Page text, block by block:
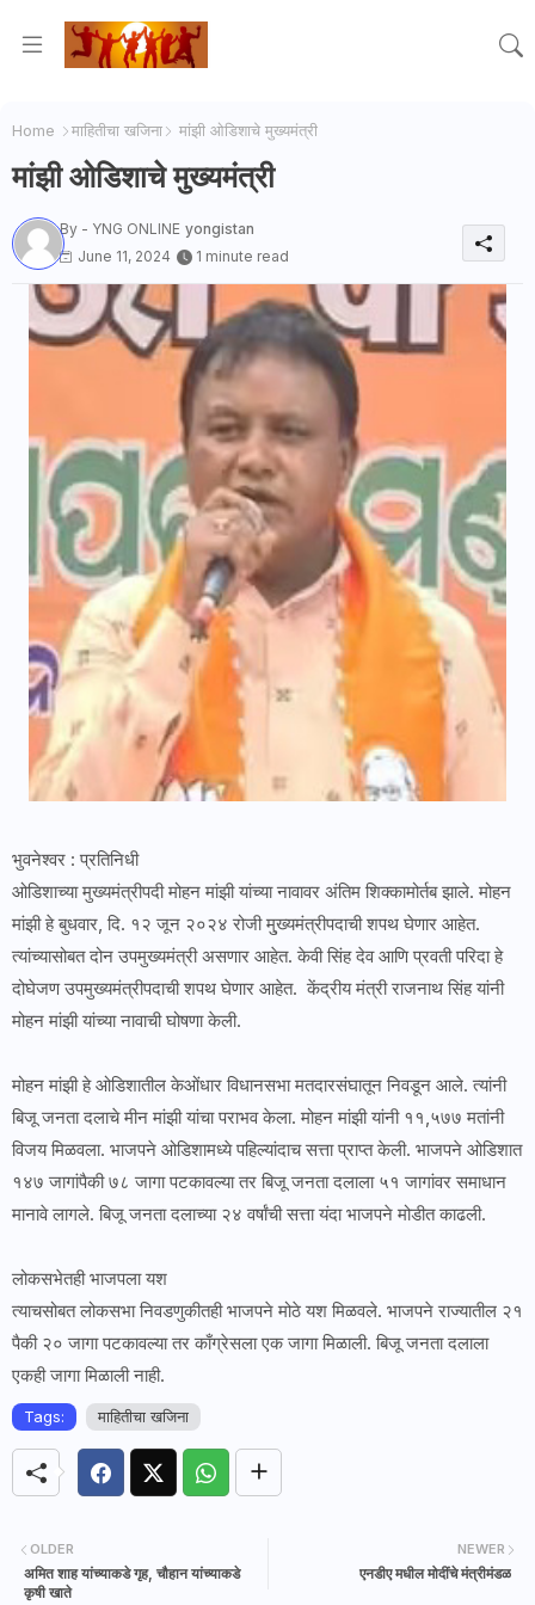
Home माहितीचा खजिना मांझी ओडिशाचे मुख्यमंत्री
मांझी ओडिशाचे मुख्यमंत्री
By - YNG ONLINE yongistan
June 11, 2024
1 minute read
भुवनेश्वर : प्रतिनिधी
ओडिशाच्या मुख्यमंत्रीपदी मोहन मांझी यांच्या नावावर अंतिम शिक्कामोर्तब झाले. मोहन
मांझी हे बुधवार, दि. १२ जून २०२४ रोजी मु्ख्यमंत्रीपदाची शपथ घेणार आहेत.
त्यांच्यासोबत दोन उपमुख्यमंत्री असणार आहेत. केवी सिंह देव आणि प्रवती परिदा हे
दोघेजण उपमुख्यमंत्रीपदाची शपथ घेणार आहेत. केंद्रीय मंत्री राजनाथ सिंह यांनी
मोहन मांझी यांच्या नावाची घोषणा केली.
मोहन मांझी हे ओडिशातील केओंधार विधानसभा मतदारसंघातून निवडून आले. त्यांनी
बिजू जनता दलाचे मीन मांझी यांचा पराभव केला. मोहन मांझी यांनी ११,५७७ मतांनी
विजय मिळवला. भाजपने ओडिशामध्ये पहिल्यांदाच सत्ता प्राप्त केली. भाजपने ओडिशात
१४७ जागांपैकी ७८ जागा पटकावल्या तर बिजू जनता दलाला ५१ जागांवर समाधान
मानावे लागले. बिजू जनता दलाच्या २४ वर्षांची सत्ता यंदा भाजपने मोडीत काढली.
लोकसभेतही भाजपला यश
त्याचसोबत लोकसभा निवडणुकीतही भाजपने मोठे यश मिळवले. भाजपने राज्यातील २१
पैकी २० जागा पटकावल्या तर काँग्रेसला एक जागा मिळाली. बिजू जनता दलाला
एकही जागा मिळाली नाही.
Tags: माहितीचा खजिना
NEWER
एनडीए मधील मोदींचे मंत्रीमंडळ
OLDER
अमित शाह यांच्याकडे गृह, चौहान यांच्याकडे
कृषी खाते